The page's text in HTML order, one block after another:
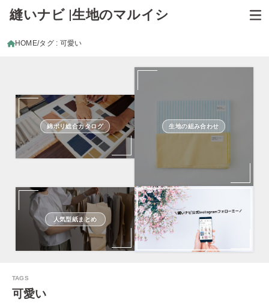
縫いナビ |生地のマルイシ
HOME タグ : 可愛い
綿ポリ総合カタログ 生地の組み合わせ
人気型紙まとめ
可愛い